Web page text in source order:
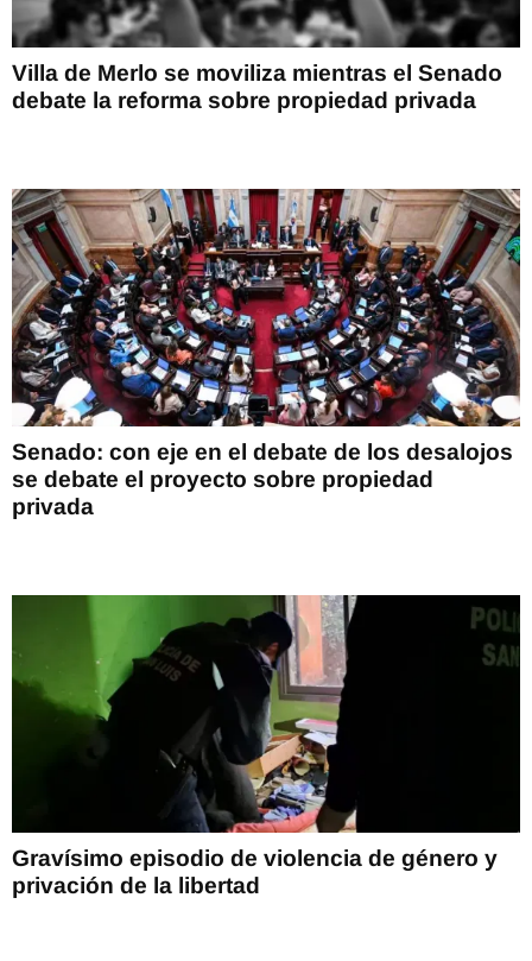
Villa de Merlo se moviliza mientras el Senado
debate la reforma sobre propiedad privada
Senado: con eje en el debate de los desalojos
se debate el proyecto sobre propiedad
privada
Gravísimo episodio de violencia de género y
privación de la libertad